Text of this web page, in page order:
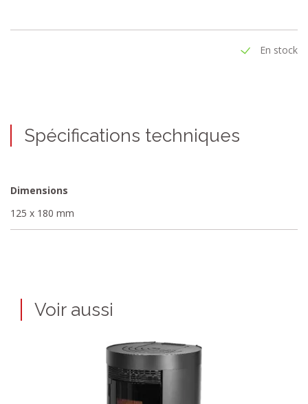
En stock
Spécifications techniques
Dimensions
125 x 180 mm
Voir aussi